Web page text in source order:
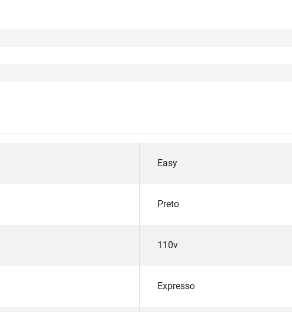
Easy
Preto
110v
Expresso